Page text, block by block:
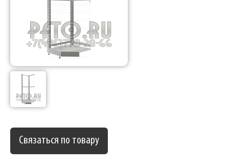
Связаться по товару